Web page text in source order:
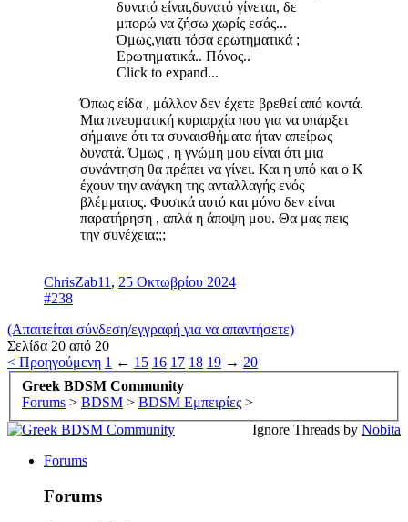
δυνατό είναι,δυνατό γίνεται, δε
μπορώ να ζήσω χωρίς εσάς...
Όμως,γιατι τόσα ερωτηματικά ;
Ερωτηματικά.. Πόνος..
Click to expand...
Όπως είδα , μάλλον δεν έχετε βρεθεί από κοντά.
Μια πνευματική κυριαρχία που για να υπάρξει
σήμαινε ότι τα συναισθήματα ήταν απείρως
δυνατά. Όμως , η γνώμη μου είναι ότι μια
συνάντηση θα πρέπει να γίνει. Και η υπό και ο Κ
έχουν την ανάγκη της ανταλλαγής ενός
βλέμματος. Φυσικά αυτό και μόνο δεν είναι
παρατήρηση , απλά η άποψη μου. Θα μας πεις
την συνέχεια;;;
ChrisZab11 , 25 Οκτωβρίου 2024
#238
(Απαιτείται σύνδεση/εγγραφή για να απαντήσετε)
Σελίδα 20 από 20
< Προηγούμενη 1 ← 15 16 17 18 19 → 20
Greek BDSM Community
Forums > BDSM > BDSM Εμπειρίες >
Ignore Threads by Nobita
Forums
Forums